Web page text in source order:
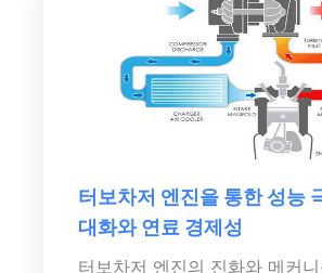
터보차저 엔진을 통한 성능
대화와 연료 경제성
터보차저 엔진의 진화와 메커